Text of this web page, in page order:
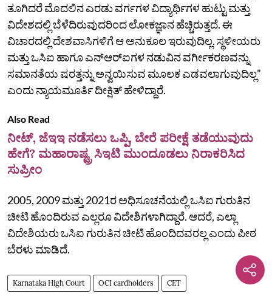
ತೂಗಿದರೆ ಮೊದಲಿನ ಎರಡು ವರ್ಗಗಳ ವಿದ್ಯಾರ್ಥಿಗಳ ಹುಟ್ಟು ಮತ್ತು
ವಿದೇಶದಲ್ಲಿ ಬೆಳೆದಿರುವುದರಿಂದ ಲೋಕಜ್ಞಾನ ಹೆಚ್ಚಿರುತ್ತದೆ. ಈ
ವಿಚಾರದಲ್ಲಿ ದೇಶವಾಸಿಗಳಿಗೆ ಆ ಅನುಕೂಲ ಇರುವುದಿಲ್ಲ. ಸ್ಥಳೀಯರು
ಮತ್ತು ಒಸಿಐ ಹಾಗೂ ಎನ್‌ಆರ್‌ಐಗಳ ನಡುವಿನ ವರ್ಗೀಕರಣವನ್ನು
ಸಮಾನತೆಯ ಷರತ್ತನ್ನು ಅನ್ವಯಿಸುವ ಮೂಲಕ ಎಡವಲಾಗುವುದಿಲ್ಲ”
ಎಂದು ನ್ಯಾಯಮೂರ್ತಿ ದೀಕ್ಷಿತ್‌ ಹೇಳಿದ್ದಾರೆ.
Also Read
ನೀಟ್, ಜೆಇಇ ನಡೆಸಲು ಒಪ್ಪಿ, ಬೇರೆ ಪರೀಕ್ಷೆ ತಡೆಯುವುದು
ಹೇಗೆ? ಮಹಾರಾಷ್ಟ್ರ ಸಿಇಟಿ ಮುಂದೂಡಲು ನಿರಾಕರಿಸಿದ
ಸುಪ್ರೀಂ
2005, 2009 ಮತ್ತು 2021ರ ಅಧಿಸೂಚನೆಯಲ್ಲಿ ಒಸಿಐ ಗುರುತಿನ
ಚೀಟಿ ಹೊಂದಿರುವ ಎಲ್ಲರೂ ವಿದೇಶಿಗಳಾಗಿದ್ದಾರೆ. ಆದರೆ, ಎಲ್ಲಾ
ವಿದೇಶಿಯರು ಒಸಿಐ ಗುರುತಿನ ಚೀಟಿ ಹೊಂದಿದವರಲ್ಲ ಎಂದು ಪೀಠ
ಬೆರಳು ಮಾಡಿದೆ.
Karnataka High Court OCI cardholders CET